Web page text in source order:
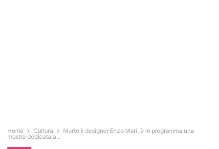
Home Cultura
Morto il designer Enzo Mari, è in programma una
mostra dedicata a...